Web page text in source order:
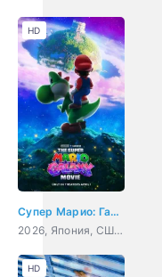
Супер Марио: Галактическое кино
2026, Япония, США, мультфильм, фэнтези, комедия, приключения, семейный
HD
HD